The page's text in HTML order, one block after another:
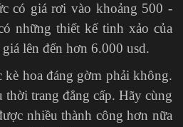
có giá rơi vào khoảng 500 -
những thiết kế tinh xảo của
lên đến hơn 6.000 usd.
kè hoa đáng gờm phải không.
trang đẳng cấp. Hãy cùng
nhiều thành công hơn nữa